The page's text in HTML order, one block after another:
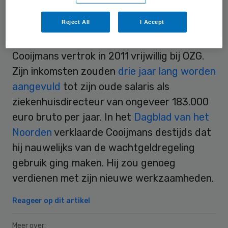
Aangevuld
Cooijmans vertrok in 2011 vrijwillig bij OZG.
Zijn inkomsten zouden drie jaar lang worden
aangevuld tot zijn oude salaris als
ziekenhuisdirecteur van ongeveer 183.000
euro bruto per jaar. In het Dagblad van het
Noorden verklaarde Cooijmans destijds dat
hij nauwelijks van de wachtgeldregeling
gebruik ging maken. Hij zou genoeg
verdienen met zijn nieuwe werkzaamheden.
Reageer op dit artikel
Meer over:
Reject All I Accept